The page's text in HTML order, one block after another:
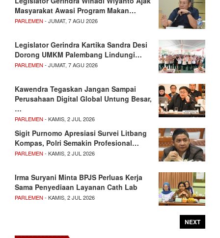
Masyarakat Awasi Program Makan…
PARLEMEN - JUMAT, 7 AGU 2026
Legislator Gerindra Kartika Sandra Desi
Dorong UMKM Palembang Lindungi…
PARLEMEN - JUMAT, 7 AGU 2026
Kawendra Tegaskan Jangan Sampai
Perusahaan Digital Global Untung Besar,
…
PARLEMEN - KAMIS, 2 JUL 2026
Sigit Purnomo Apresiasi Survei Litbang
Kompas, Polri Semakin Profesional…
PARLEMEN - KAMIS, 2 JUL 2026
Irma Suryani Minta BPJS Perluas Kerja
Sama Penyediaan Layanan Cath Lab
PARLEMEN - KAMIS, 2 JUL 2026
NEXT